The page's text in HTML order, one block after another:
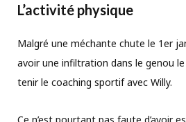
L’activité physique
Malgré une méchante chute le 1er
avoir une infiltration dans le genou le
tenir le coaching sportif avec Willy.